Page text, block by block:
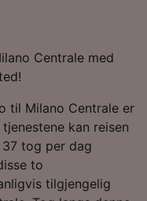
Centrale med
til Milano Centrale er
kan reisen
tog per dag
to
tilgjengelig